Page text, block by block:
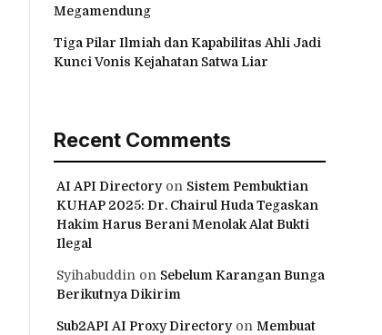
Megamendung
Tiga Pilar Ilmiah dan Kapabilitas Ahli Jadi
Kunci Vonis Kejahatan Satwa Liar
Recent Comments
AI API Directoryon Sistem Pembuktian
KUHAP 2025: Dr. Chairul Huda Tegaskan
Hakim Harus Berani Menolak Alat Bukti
Ilegal
Syihabuddin on Sebelum Karangan Bunga
Berikutnya Dikirim
Sub2API AI Proxy Directoryon Membuat